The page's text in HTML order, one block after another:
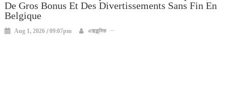
De Gros Bonus Et Des Divertissements Sans Fin En
Belgique
Aug 1, 2026 / 09:07pm এক্সক্লুসিভ